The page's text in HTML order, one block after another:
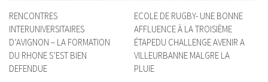
RENCONTRES
INTERUNIVERSITAIRES
D’AVIGNON – LA FORMATION
DU RHONE S’EST BIEN
DEFENDUE
ECOLE DE RUGBY- UNE BONNE
AFFLUENCE À LA TROISIÈME
ÉTAPEDU CHALLENGE AVENIR A
VILLEURBANNE MALGRE LA
PLUIE